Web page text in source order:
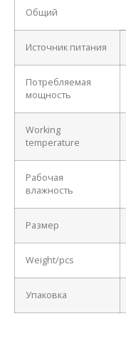
Общий
Источник питания
Потребляемая
мощность
Working
temperature
Рабочая
влажность
Размер
Weight/pcs
Упаковка